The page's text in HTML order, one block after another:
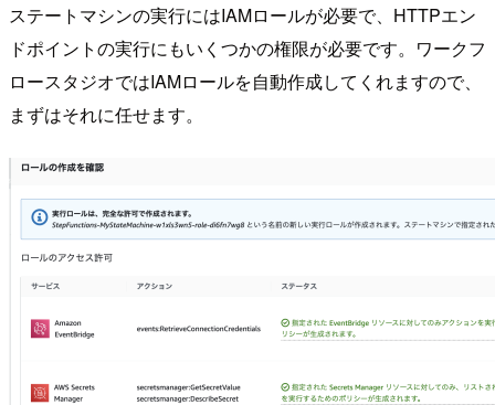
ステートマシンの実行にはIAMロールが必要で、HTTPエン
ドポイントの実行にもいくつかの権限が必要です。ワークフ
ロースタジオではIAMロールを自動作成してくれますので、
まずはそれに任せます。